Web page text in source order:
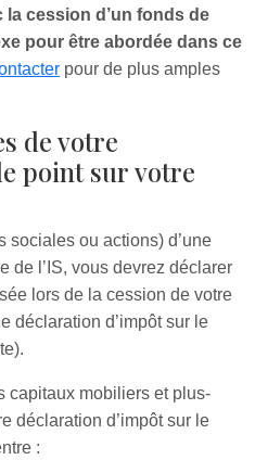
la cession d’un fonds de
pour être abordée dans ce
pour de plus amples
de votre
point sur votre
sociales ou actions) d’une
de l’IS, vous devrez déclarer
lors de la cession de votre
déclaration d’impôt sur le
capitaux mobiliers et plus-
déclaration d’impôt sur le
: